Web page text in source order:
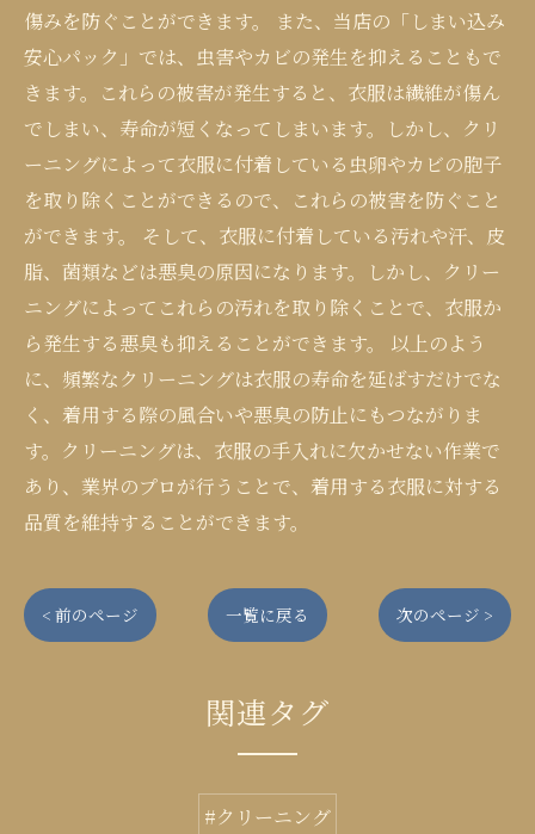
傷みを防ぐことができます。 また、当店の「しまい込み
安心パック」では、虫害やカビの発生を抑えることもで
きます。これらの被害が発生すると、衣服は繊維が傷ん
でしまい、寿命が短くなってしまいます。しかし、クリ
ーニングによって衣服に付着している虫卵やカビの胞子
を取り除くことができるので、これらの被害を防ぐこと
ができます。 そして、衣服に付着している汚れや汗、皮
脂、菌類などは悪臭の原因になります。しかし、クリー
ニングによってこれらの汚れを取り除くことで、衣服か
ら発生する悪臭も抑えることができます。 以上のよう
に、頻繁なクリーニングは衣服の寿命を延ばすだけでな
く、着用する際の風合いや悪臭の防止にもつながりま
す。クリーニングは、衣服の手入れに欠かせない作業で
あり、業界のプロが行うことで、着用する衣服に対する
品質を維持することができます。
< 前のページ 一覧に戻る 次のページ >
関連タグ
#クリーニング